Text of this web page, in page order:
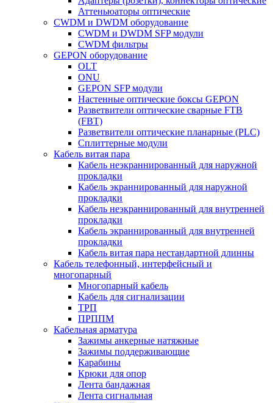
Аттеньюаторы оптические
CWDM и DWDM оборудование
CWDM и DWDM SFP модули
CWDM фильтры
GEPON оборудование
OLT
ONU
GEPON SFP модули
Настенные оптические боксы GEPON
Разветвители оптические сварные FTB
(FBT)
Разветвители оптические планарные (PLC)
Сплиттерные модули
Кабель витая пара
Кабель неэкраннированный для наружной
прокладки
Кабель экраннированный для наружной
прокладки
Кабель неэкраннированный для внутренней
прокладки
Кабель экраннированный для внутренней
прокладки
Кабель витая пара нестандартной длинны
Кабель телефонный, интерфейсный и
многопарный
Многопарный кабель
Кабель для сигнализации
ТРП
ПРППМ
Кабельная арматура
Зажимы анкерные натяжные
Зажимы поддерживающие
Карабины
Крюки для опор
Лента бандажная
Лента сигнальная